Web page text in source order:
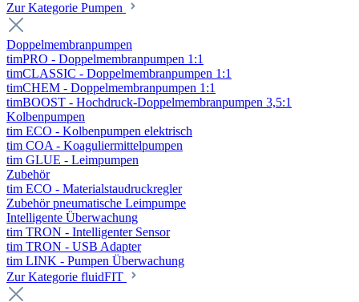
Zur Kategorie Pumpen
Doppelmembranpumpen
timPRO - Doppelmembranpumpen 1:1
timCLASSIC - Doppelmembranpumpen 1:1
timCHEM - Doppelmembranpumpen 1:1
timBOOST - Hochdruck-Doppelmembranpumpen 3,5:1
Kolbenpumpen
tim ECO - Kolbenpumpen elektrisch
tim COA - Koaguliermittelpumpen
tim GLUE - Leimpumpen
Zubehör
tim ECO - Materialstaudruckregler
Zubehör pneumatische Leimpumpe
Intelligente Überwachung
tim TRON - Intelligenter Sensor
tim TRON - USB Adapter
tim LINK - Pumpen Überwachung
Zur Kategorie fluidFIT